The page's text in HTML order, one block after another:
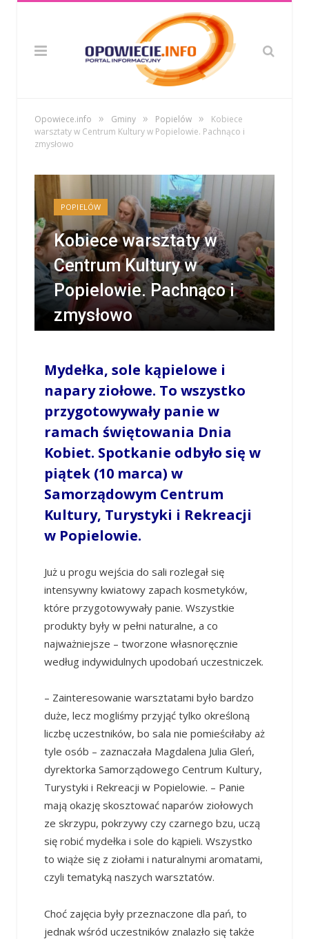
Opowiece.info » Gminy » Popielów »
Kobiece
warsztaty w Centrum Kultury w Popielowie. Pachnąco i
zmysłowo
POPIELÓW
Kobiece warsztaty w
Centrum Kultury w
Popielowie. Pachnąco i
zmysłowo
Mydełka, sole kąpielowe i
napary ziołowe. To wszystko
przygotowywały panie w
ramach świętowania Dnia
Kobiet. Spotkanie odbyło się w
piątek (10 marca) w
Samorządowym Centrum
Kultury, Turystyki i Rekreacji
w Popielowie.
Już u progu wejścia do sali rozlegał się
intensywny kwiatowy zapach kosmetyków,
które przygotowywały panie. Wszystkie
produkty były w pełni naturalne, a co
najważniejsze – tworzone własnoręcznie
według indywidulnych upodobań uczestniczek.
– Zainteresowanie warsztatami było bardzo
duże, lecz mogliśmy przyjąć tylko określoną
liczbę uczestników, bo sala nie pomieściłaby aż
tyle osób – zaznaczała Magdalena Julia Gleń,
dyrektorka Samorządowego Centrum Kultury,
Turystyki i Rekreacji w Popielowie. – Panie
mają okazję skosztować naparów ziołowych
ze skrzypu, pokrzywy czy czarnego bzu, uczą
się robić mydełka i sole do kąpieli. Wszystko
to wiąże się z ziołami i naturalnymi aromatami,
czyli tematyką naszych warsztatów.
Choć zajęcia były przeznaczone dla pań, to
jednak wśród uczestników znalazło się także